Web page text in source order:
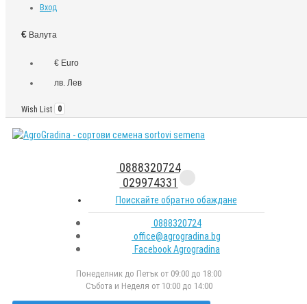
Вход
€ Валута
€ Euro
лв. Лев
Wish List 0
0888320724
029974331
Поискайте обратно обаждане
0888320724
office@agrogradina.bg
Facebook Agrogradina
Понеделник до Петък от 09:00 до 18:00
Събота и Неделя от 10:00 до 14:00